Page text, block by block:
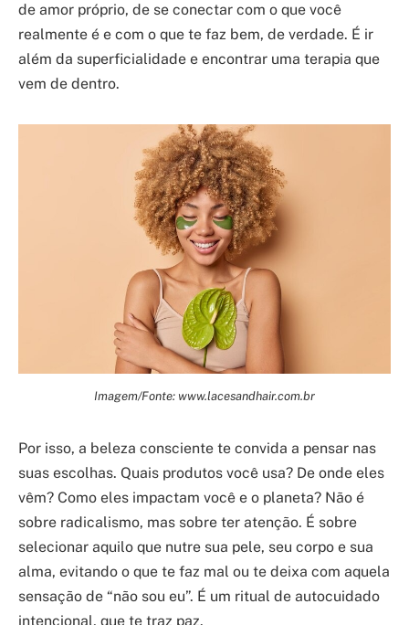
de amor próprio, de se conectar com o que você
realmente é e com o que te faz bem, de verdade. É ir
além da superficialidade e encontrar uma terapia que
vem de dentro.
Imagem/Fonte: www.lacesandhair.com.br
Por isso, a beleza consciente te convida a pensar nas
suas escolhas. Quais produtos você usa? De onde eles
vêm? Como eles impactam você e o planeta? Não é
sobre radicalismo, mas sobre ter atenção. É sobre
selecionar aquilo que nutre sua pele, seu corpo e sua
alma, evitando o que te faz mal ou te deixa com aquela
sensação de “não sou eu”. É um ritual de autocuidado
intencional, que te traz paz.